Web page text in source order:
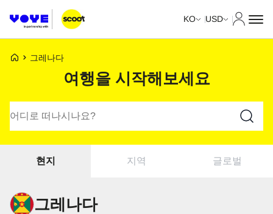
KO USD
Voye 홈페이지
그레나다
여행을 시작해보세요
현지 지역 글로벌
그레나다